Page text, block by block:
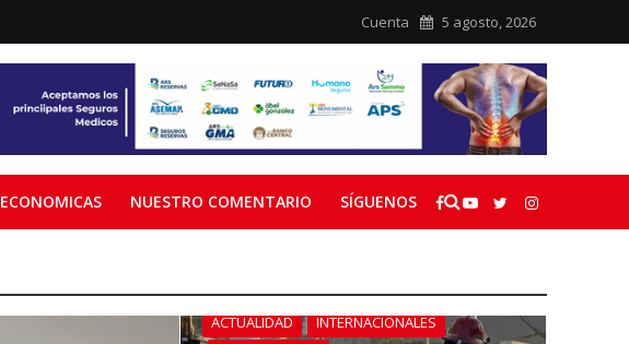
Cuenta 5 agosto, 2026
ECONOMICAS NUESTRO COMENTARIO SÍGUENOS
ACTUALIDAD
INTERNACIONALES